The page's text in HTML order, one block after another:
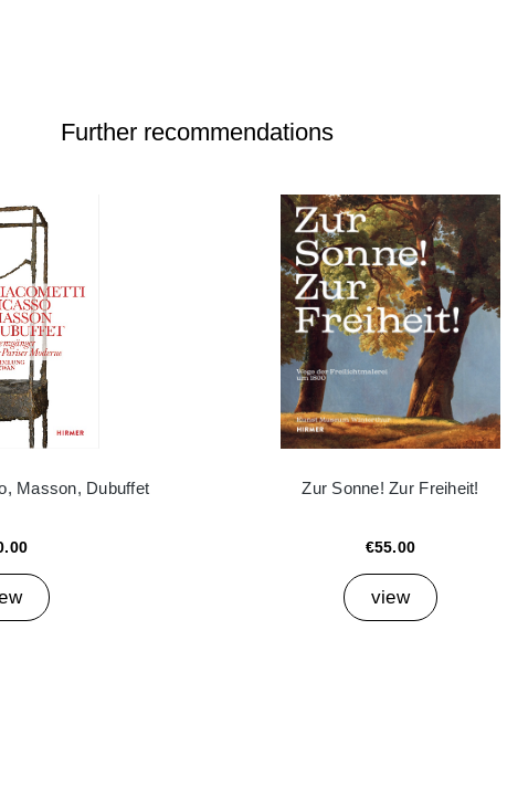
Further recommendations
Masson, Dubuffet Zur Sonne! Zur Freiheit!
€55.00
view